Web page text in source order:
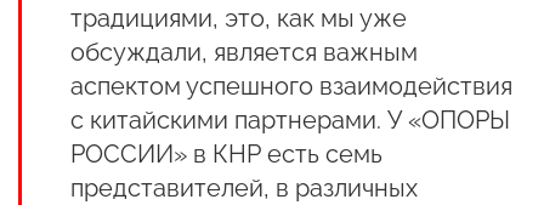
традициями, это, как мы уже
обсуждали, является важным
аспектом успешного взаимодействия
с китайскими партнерами. У «ОПОРЫ
РОССИИ» в КНР есть семь
представителей, в различных